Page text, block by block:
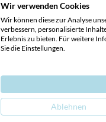
Wir verwenden Cookies
Wir können diese zur Analyse
verbessern, personalisierte
Erlebnis zu bieten. Für weitere
Sie die Einstellungen.
Ablehnen